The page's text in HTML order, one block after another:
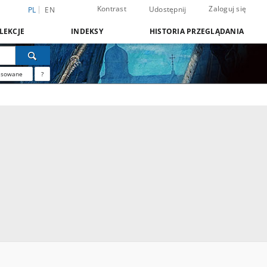
PL EN Kontrast Udostępnij Zaloguj się
INDEKSY HISTORIA PRZEGLĄDANIA
?